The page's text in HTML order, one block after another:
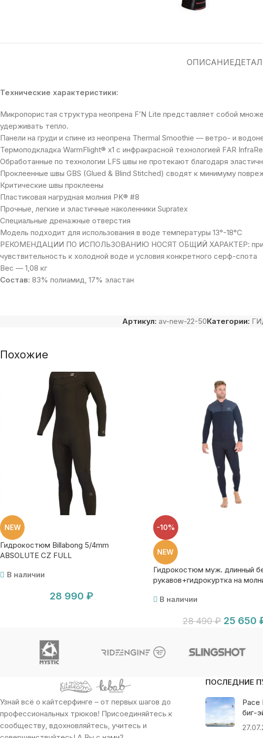
ОПИСАНИЕ
Технические характеристики:
Микропористая структура неопрена F’N Lite представляет собой
удерживать тепло.
Панели на груди и спине из неопрена Thermal Smoothie — ветро- и
Термоподкладка WarmFlight® x1 с инфракрасной технологией FAR
Обработанные по технологии LFS швы не протекают благодаря
Проклеенные швы GBS (Glued & Blind Stitched) сводят к минимуму
Критические швы проклеены
Пластиковая нагрудная молния PK® #8
Прочные, легкие и эластичные наколенники Supratex
Специальные дренажные отверстия
Модель подходит для использования в воде температуры 13°-18°C
РЕКОМЕНДАЦИИ ПО ИСПОЛЬЗОВАНИЮ НОСЯТ ОБЩИЙ ХАРАКТЕР: при
чувствительность к холодной воде и условия конкретного серф-спота
Вес — 1,08 кг
Состав: 83% полиамид, 17% эластан
Артикул: av-new-22-50Категории:
Похожие
NEW
Гидрокостюм Billabong 5/4mm
ABSOLUTE CZ FULL
В наличии
28 990 ₽
-10%
NEW
Гидрокостюм муж. длинный
рукавов+гидрокуртка на
В наличии
28 490₽ 25 650
Узнай всё о кайтсерфинге – от первых шагов до
профессиональных трюков! Присоединяйтесь к
сообществу, вдохновляйтесь, учитесь и
ПОСЛЕДНИЕ
Pace
биг-